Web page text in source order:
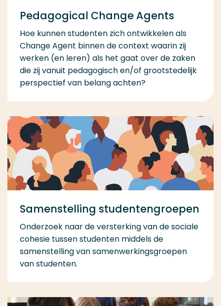
Pedagogical Change Agents
Hoe kunnen studenten zich ontwikkelen als
Change Agent binnen de context waarin zij
werken (en leren) als het gaat over de zaken
die zij vanuit pedagogisch en/of grootstedelijk
perspectief van belang achten?
Samenstelling studentengroepen
Onderzoek naar de versterking van de sociale
cohesie tussen studenten middels de
samenstelling van samenwerkingsgroepen
van studenten.